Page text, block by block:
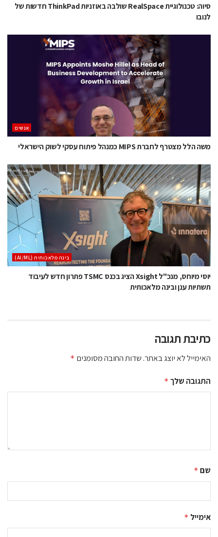
סיוה: טכנולוגיית RealSpace שולבה באוזניות ThinkPad חדשות של
לנובו
אנשים
משה הלל מצטרף לחברת MIPS כמנהל פיתוח עסקי לשוק הישראלי
בינה מלאכותית (AI/ML)
יוסי מיוחס, מנכ"ל Xsight הציג בכנס TSMC פתרון חדש לעיבוד
תשתיות ענן ובינה מלאכותית
כתיבת תגובה
האימייל לא יוצג באתר.שדות החובה מסומנים *
התגובה שלך *
שם *
אימייל *